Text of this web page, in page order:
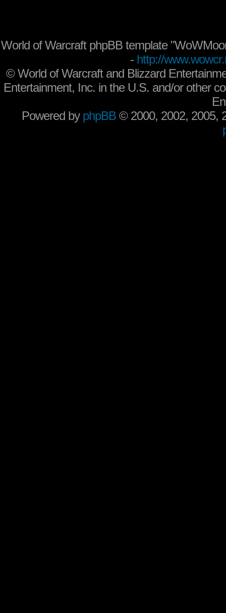
World of Warcraft phpBB template
- http://
©World of Warcraft and Blizzard
Entertainment, Inc. in the U.S. and/or other
Powered by phpBB © 2000, 2002, 2005,